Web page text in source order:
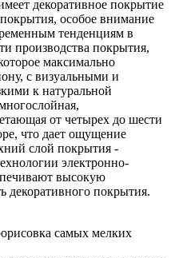
декоративное покрытие
особое внимание
тенденциям в
производства покрытия,
максимально
с визуальными и
к натуральной
от четырех до шести
что дает ощущение
слой покрытия -
электронно-
высокую
декоративного покрытия.
самых мелких